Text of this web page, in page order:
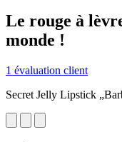
Le rouge à
monde !
1 évaluation client
Secret Jelly Lipstick